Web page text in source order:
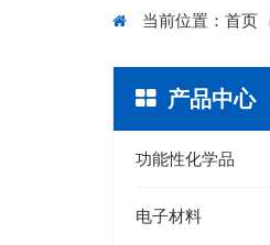
当前位置： 首页
产品中心
功能性化学品
电子材料